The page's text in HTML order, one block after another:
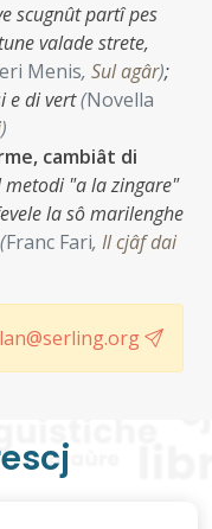
scugnût partî pes
valade strete,
Menis, Sul agâr);
e di vert(Novella
)
cambiât di
"a la zingare"
la sô marilenghe
(Franc Fari, Il cjâf dai